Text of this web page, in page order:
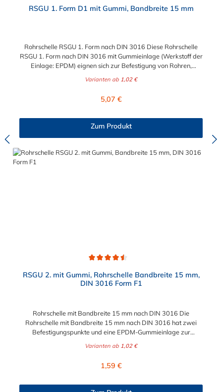
RSGU 1. Form D1 mit Gummi, Bandbreite 15 mm
Rohrschelle RSGU 1. Form nach DIN 3016 Diese Rohrschelle
RSGU 1. Form nach DIN 3016 mit Gummieinlage (Werkstoff der
Einlage: EPDM) eignen sich zur Befestigung von Rohren,
sonstigen Leitungen.
Varianten ab 1,02 €
Regulärer Preis:
5,07 €
Zum Produkt
RSGU 2. mit Gummi, Rohrschelle Bandbreite 15 mm,
DIN 3016 Form F1
Rohrschelle mit Bandbreite 15 mm nach DIN 3016 Die
Rohrschelle mit Bandbreite 15 mm nach DIN 3016 hat zwei
Befestigungspunkte und eine EPDM-Gummieinlage zur
Kabelschutzrohren, Schläuchen und sonstigen Leitungen.
erhältlich in den Werkstoffen Stahl verzinkt und Edelstahl V4A
nach DIN 3016 ist von 6 mm bis 187 mm auswählbar.
Varianten ab 1,02 €
Regulärer Preis:
1,59 €